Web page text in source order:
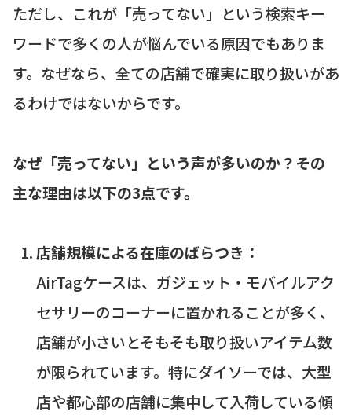
ただし、これが「売ってない」という検索キー
ワードで多くの人が悩んでいる原因でもありま
す。なぜなら、全ての店舗で確実に取り扱いがあ
るわけではないからです。
なぜ「売ってない」という声が多いのか？その
主な理由は以下の3点です。
店舗規模による在庫のばらつき：
AirTagケースは、ガジェット・モバイルアク
セサリーのコーナーに置かれることが多く、
店舗が小さいとそもそも取り扱いアイテム数
が限られています。特にダイソーでは、大型
店や都心部の店舗に集中して入荷している傾